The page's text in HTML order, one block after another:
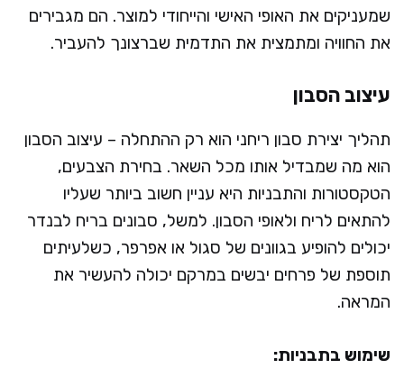
שמעניקים את האופי האישי והייחודי למוצר. הם מגבירים
את החוויה ומתמצית את התדמית שברצונך להעביר.
עיצוב הסבון
תהליך יצירת סבון ריחני הוא רק ההתחלה – עיצוב הסבון
הוא מה שמבדיל אותו מכל השאר. בחירת הצבעים,
הטקסטורות והתבניות היא עניין חשוב ביותר שעליו
להתאים לריח ולאופי הסבון. למשל, סבונים בריח לבנדר
יכולים להופיע בגוונים של סגול או אפרפר, כשלעיתים
תוספת של פרחים יבשים במרקם יכולה להעשיר את
המראה.
שימוש בתבניות: